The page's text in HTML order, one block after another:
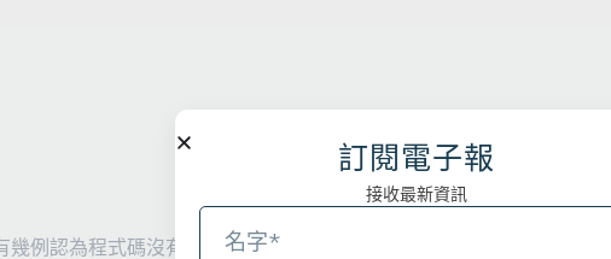
例認為程式碼沒有著作權，滿值得繼續觀察。
訂閱電子報
接收最新資訊